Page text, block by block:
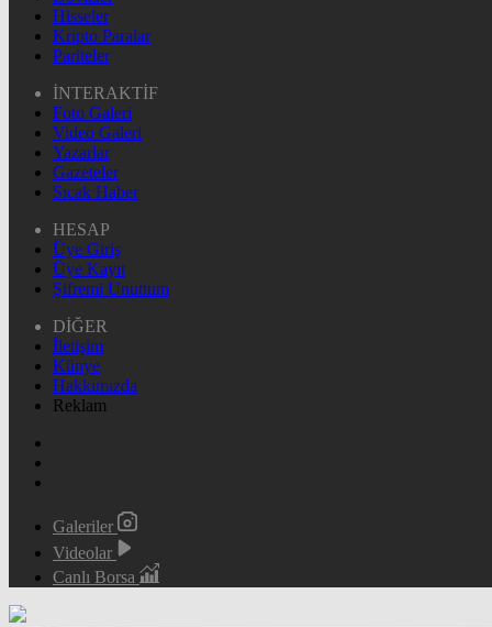
Hisseler
Kripto Paralar
Pariteler
İNTERAKTİF
Foto Galeri
Video Galeri
Yazarlar
Gazeteler
Sıcak Haber
HESAP
Üye Giriş
Üye Kayıt
Şifremi Unuttum
DİĞER
İletişim
Künye
Hakkımızda
Reklam
Galeriler
Videolar
Canlı Borsa